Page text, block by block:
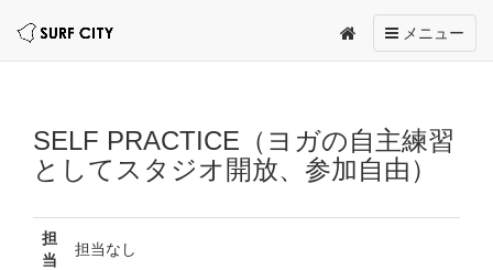
Toggle
navigation
メニュー
SELF PRACTICE（ヨガの自主練習
としてスタジオ開放、参加自由）
担
当
担当なし